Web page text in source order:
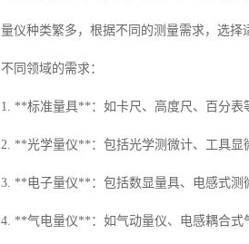
量仪种类繁多，根据不同的测量需求，选择
不同领域的需求：
1. **标准量具**：如卡尺、高度尺、百分表
2. **光学量仪**：包括光学测微计、工具显
3. **电子量仪**：包括数显量具、电感式测
4. **气电量仪**：如气动量仪、电感耦合式